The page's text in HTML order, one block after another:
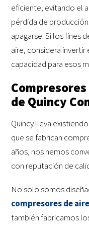
eficiente, evitando el
pérdida de
apagarse. Si los fines
aire, considera
capacidad para esos
de Quincy
Quincy lleva
que se fabrican
años, nos hemos
con reputación de
No solo somos
compresores de
también fabricamos